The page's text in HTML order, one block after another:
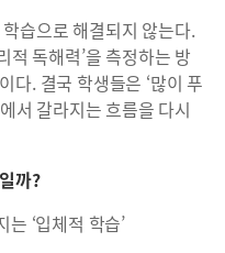
습으로 해결되지 않는다.
적 독해력’을 측정하는 방
다. 결국 학생들은 ‘많이 푸
서 갈라지는 흐름을 다시
까?
‘입체적 학습’